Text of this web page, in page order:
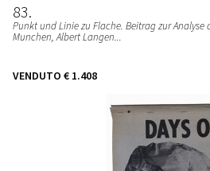
83
Punkt und Linie zu Flache. Beitrag zur Analyse
Munchen, Albert Langen...
VENDUTO € 1.408